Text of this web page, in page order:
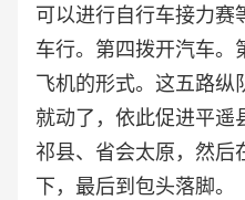
可以进行自行车接力赛
车行。第四拨开汽车。
飞机的形式。这五路
就动了，依此促进平遥
祁县、省会太原，然后
下，最后到包头落脚。